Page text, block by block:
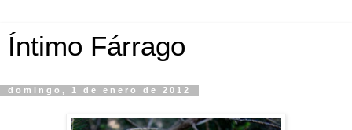
Íntimo Fárrago
domingo, 1 de enero de 2012